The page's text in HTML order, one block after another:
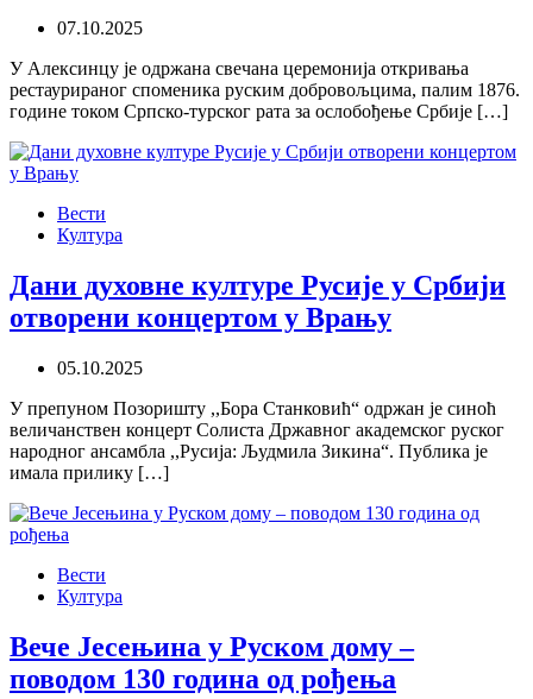
07.10.2025
У Алексинцу је одржана свечана церемонија откривања
рестаурираног споменика руским добровољцима, палим 1876.
године током Српско-турског рата за ослобођење Србије […]
Вести
Култура
Дани духовне културе Русије у Србији
отворени концертом у Врању
05.10.2025
У препуном Позоришту ,,Бора Станковић“ одржан је синоћ
величанствен концерт Солиста Државног академског руског
народног ансамбла ,,Русија: Људмила Зикина“. Публика је
имала прилику […]
Вести
Култура
Вече Јесењина у Руском дому –
поводом 130 година од рођења